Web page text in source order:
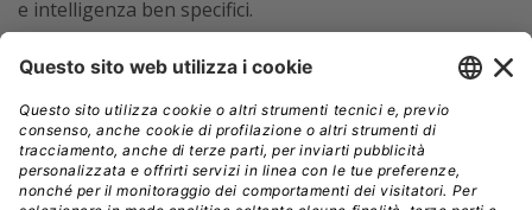
e intelligenza ben specifici.
A supporto di questa lettura, Cisco e la società di ricerca
Foundry hanno pubblicato uno studio condotto su oltre
3.400 responsabili IT in 15 paesi: il 73% delle aziende ha
già incontrato o prevede di incontrare entro due anni
limiti di capacità nelle reti. Il traffico è cresciuto del 34%